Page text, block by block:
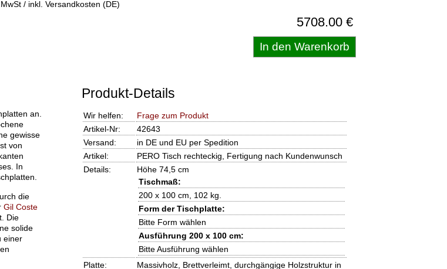
/ inkl. Versandkosten (DE)
5708.00 €
an.
gewisse
von
In
die
Gil Coste
Die
solide
einer
Produkt-Details
Wir helfen:
Frage zum Produkt
Artikel-Nr:
42643
Versand:
in DE und EU per Spedition
Artikel:
PERO Tisch rechteckig, Fertigung nach Kundenwunsch
Details:
Höhe 74,5 cm
Tischmaß:
200 x 100 cm, 102 kg.
Form der Tischplatte:
Bitte Form wählen
Ausführung 200 x 100 cm:
Bitte Ausführung wählen
Platte:
Massivholz, Brettverleimt, durchgängige Holzstruktur in